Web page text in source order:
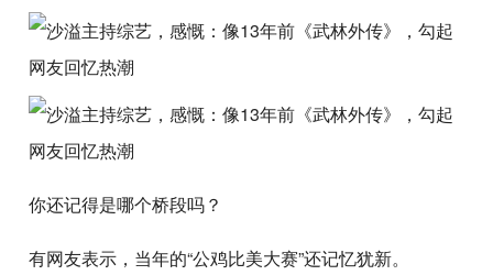
你还记得是哪个桥段吗？
有网友表示，当年的“公鸡比美大赛”还记忆犹新。